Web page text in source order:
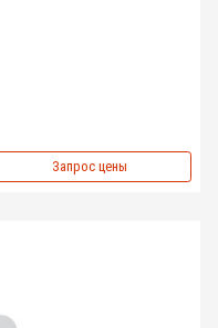
Запрос цены